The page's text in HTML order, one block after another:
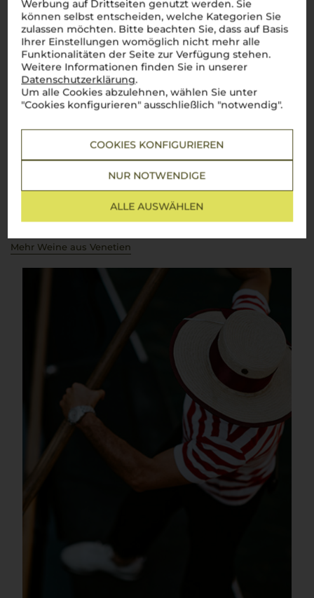
Werbung auf Drittseiten genutzt werden. Sie
können selbst entscheiden, welche Kategorien Sie
zulassen möchten. Bitte beachten Sie, dass auf Basis
Ihrer Einstellungen womöglich nicht mehr alle
Funktionalitäten der Seite zur Verfügung stehen.
Weitere Informationen finden Sie in unserer
Datenschutzerklärung.
Um alle Cookies abzulehnen, wählen Sie unter
"Cookies konfigurieren" ausschließlich "notwendig".
COOKIES KONFIGURIEREN
NUR NOTWENDIGE
ALLE AUSWÄHLEN
Über die Region
Venetien
Zwischen Dolomiten und Adria – Venezianische Weinkultur in
Perfektion
Benvenuti inVeneto, einer Region, die für ihre
atemberaubende Vielfalt und Weinkultur bekannt ist. Von
eingefangen wird. Ein prickelnderProsecco?Perfetto
Aperitivo, um das Leben zu feiern. Ein vollmundigerAmarone
oder reifen Käse. Aber auch elegante Weißweine wie
der Lugana verzaubern, besonders in Kombination mit
frischen Meeresfrüchten. Die Weine ausVenetien
die Region selbst: facettenreich, charmant und voller
Charakter.Cin cinauf dieses Weinparadies!
Mehr Weine aus Venetien